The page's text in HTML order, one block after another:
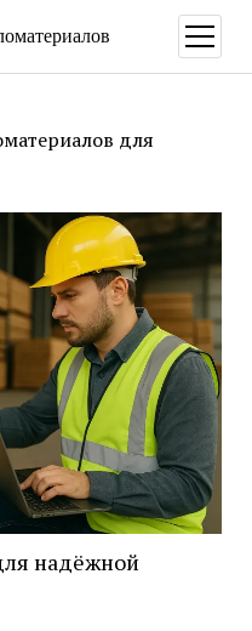
меню
для
надёжной